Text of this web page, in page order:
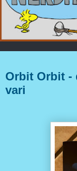
Orbit Orbit -
vari